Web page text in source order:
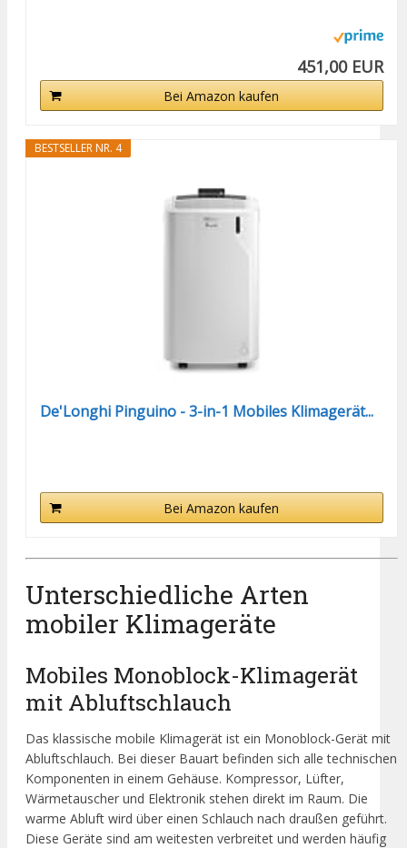
451,00 EUR
Bei Amazon kaufen
BESTSELLER NR. 4
De'Longhi Pinguino - 3-in-1 Mobiles Klimagerät...
Bei Amazon kaufen
Unterschiedliche Arten
mobiler Klimageräte
Mobiles Monoblock-Klimagerät
mit Abluftschlauch
Das klassische mobile Klimagerät ist ein Monoblock-Gerät mit
Abluftschlauch. Bei dieser Bauart befinden sich alle technischen
Komponenten in einem Gehäuse. Kompressor, Lüfter,
Wärmetauscher und Elektronik stehen direkt im Raum. Die
warme Abluft wird über einen Schlauch nach draußen geführt.
Diese Geräte sind am weitesten verbreitet und werden häufig